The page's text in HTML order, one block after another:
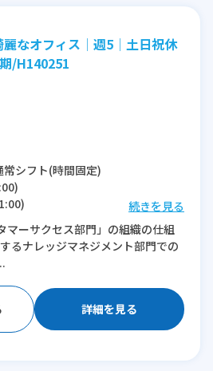
なオフィス│週5│土日祝休
/H140251
常シフト(時間固定)
度/月
続きを見る
マーサクセス部門」の組織の仕組
るナレッジマネジメント部門での
詳細を見る